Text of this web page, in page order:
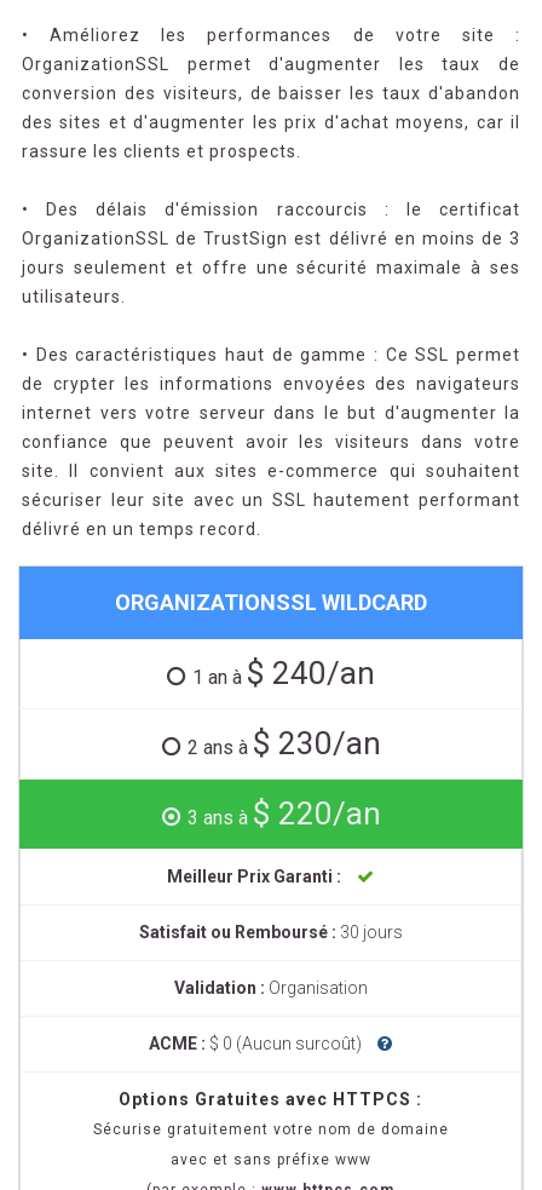
• Améliorez les performances de votre site :
OrganizationSSL permet d'augmenter les taux de
conversion des visiteurs, de baisser les taux d'abandon
des sites et d'augmenter les prix d'achat moyens, car il
rassure les clients et prospects.
• Des délais d'émission raccourcis : le certificat
OrganizationSSL de TrustSign est délivré en moins de 3
jours seulement et offre une sécurité maximale à ses
utilisateurs.
• Des caractéristiques haut de gamme : Ce SSL permet
de crypter les informations envoyées des navigateurs
internet vers votre serveur dans le but d'augmenter la
confiance que peuvent avoir les visiteurs dans votre
site. Il convient aux sites e-commerce qui souhaitent
sécuriser leur site avec un SSL hautement performant
délivré en un temps record.
ORGANIZATIONSSL WILDCARD
1 an à $ 240/an
2 ans à $ 230/an
3 ans à $ 220/an
Meilleur Prix Garanti :
Satisfait ou Remboursé : 30 jours
Validation : Organisation
ACME : $ 0 (Aucun surcoût)
Options Gratuites avec HTTPCS :
Sécurise gratuitement votre nom de domaine
avec et sans préfixe www